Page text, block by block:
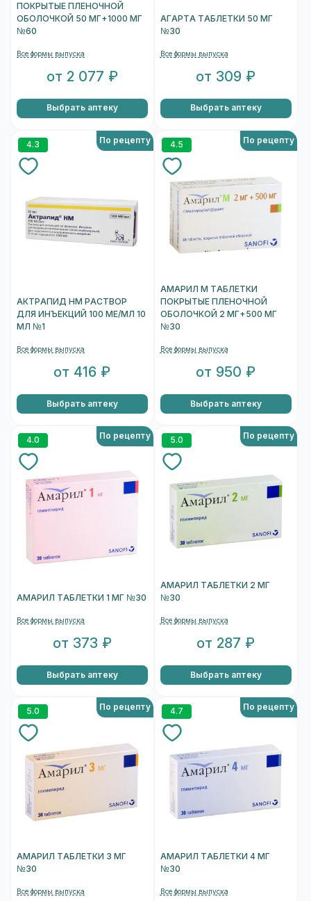
ПОКРЫТЫЕ ПЛЕНОЧНОЙ
ОБОЛОЧКОЙ 50 МГ+1000 МГ
№60
Все формы выпуска
от 2 077 ₽
Выбрать аптеку
АГАРТА ТАБЛЕТКИ 50 МГ
№30
Все формы выпуска
от 309 ₽
Выбрать аптеку
4.3 По рецепту
АКТРАПИД НМ РАСТВОР
ДЛЯ ИНЪЕКЦИЙ 100 МЕ/МЛ 10
МЛ №1
Все формы выпуска
от 416 ₽
Выбрать аптеку
4.5 По рецепту
АМАРИЛ М ТАБЛЕТКИ
ПОКРЫТЫЕ ПЛЕНОЧНОЙ
ОБОЛОЧКОЙ 2 МГ+500 МГ
№30
Все формы выпуска
от 950 ₽
Выбрать аптеку
4.0 По рецепту
АМАРИЛ ТАБЛЕТКИ 1 МГ №30
Все формы выпуска
от 373 ₽
Выбрать аптеку
5.0 По рецепту
АМАРИЛ ТАБЛЕТКИ 2 МГ
№30
Все формы выпуска
от 287 ₽
Выбрать аптеку
5.0 По рецепту
АМАРИЛ ТАБЛЕТКИ 3 МГ
№30
Все формы выпуска
4.7 По рецепту
АМАРИЛ ТАБЛЕТКИ 4 МГ
№30
Все формы выпуска